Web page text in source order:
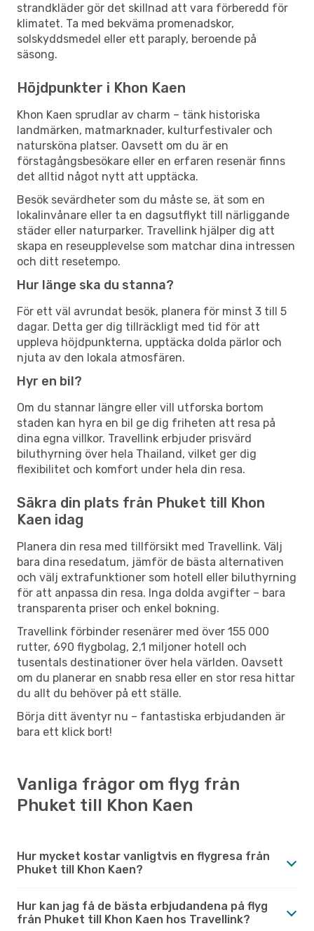
strandkläder gör det skillnad att vara förberedd för
klimatet. Ta med bekväma promenadskor,
solskyddsmedel eller ett paraply, beroende på
säsong.
Höjdpunkter i Khon Kaen
Khon Kaen sprudlar av charm – tänk historiska
landmärken, matmarknader, kulturfestivaler och
natursköna platser. Oavsett om du är en
förstagångsbesökare eller en erfaren resenär finns
det alltid något nytt att upptäcka.
Besök sevärdheter som du måste se, ät som en
lokalinvånare eller ta en dagsutflykt till närliggande
städer eller naturparker. Travellink hjälper dig att
skapa en reseupplevelse som matchar dina intressen
och ditt resetempo.
Hur länge ska du stanna?
För ett väl avrundat besök, planera för minst 3 till 5
dagar. Detta ger dig tillräckligt med tid för att
uppleva höjdpunkterna, upptäcka dolda pärlor och
njuta av den lokala atmosfären.
Hyr en bil?
Om du stannar längre eller vill utforska bortom
staden kan hyra en bil ge dig friheten att resa på
dina egna villkor. Travellink erbjuder prisvärd
biluthyrning över hela Thailand, vilket ger dig
flexibilitet och komfort under hela din resa.
Säkra din plats från Phuket till Khon
Kaen idag
Planera din resa med tillförsikt med Travellink. Välj
bara dina resedatum, jämför de bästa alternativen
och välj extrafunktioner som hotell eller biluthyrning
för att anpassa din resa. Inga dolda avgifter – bara
transparenta priser och enkel bokning.
Travellink förbinder resenärer med över 155 000
rutter, 690 flygbolag, 2,1 miljoner hotell och
tusentals destinationer över hela världen. Oavsett
om du planerar en snabb resa eller en stor resa hittar
du allt du behöver på ett ställe.
Börja ditt äventyr nu – fantastiska erbjudanden är
bara ett klick bort!
Vanliga frågor om flyg från
Phuket till Khon Kaen
Hur mycket kostar vanligtvis en flygresa från
Phuket till Khon Kaen?
Hur kan jag få de bästa erbjudandena på flyg
från Phuket till Khon Kaen hos Travellink?